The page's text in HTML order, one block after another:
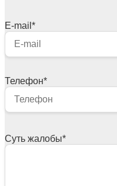
E-mail *
Телефон*
Суть жалобы*